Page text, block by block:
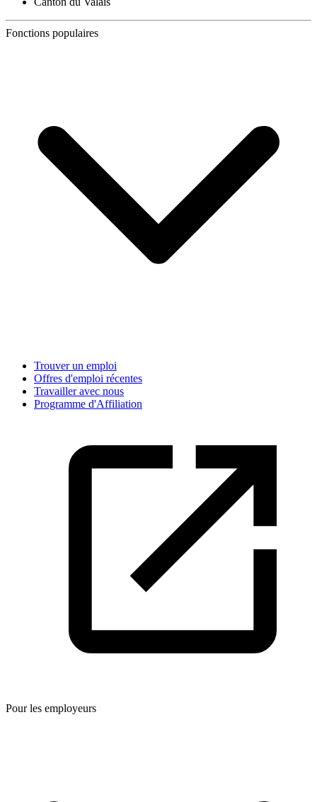
Fonctions populaires
Trouver un emploi
Offres d'emploi récentes
Travailler avec nous
Programme d'Affiliation
Pour les employeurs